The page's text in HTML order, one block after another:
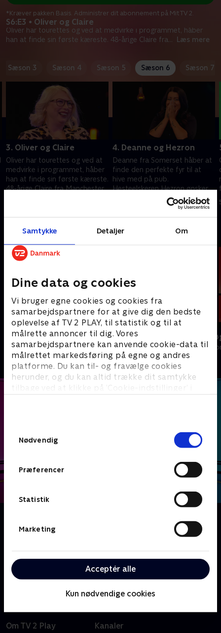
Samtykke Detaljer Om
Dine data og cookies
Vi bruger egne cookies og cookies fra
samarbejdspartnere for at give dig den bedste
oplevelse af TV 2 PLAY, til statistik og til at
målrette annoncer til dig. Vores
samarbejdspartnere kan anvende cookie-data til
målrettet markedsføring på egne og andres
platforme. Du kan til- og fravælge cookies
herunder, og du kan altid trække dit samtykke
tilbage ved at klikke på ’Cookie-indstillinger’ i
Nødvendig
Præferencer
Statistik
Marketing
Acceptér alle
Kun nødvendige cookies
S6:E3 • Oliver og Claire
Oliver har tourettes og ved at medvirke i programmet, håber
han at finde sin første kæreste. 48-årige Claire fra... Læs mere
*Kræver pakken Basis. Administrer dit abonnement på Mit TV 2.
Sæson 3 Sæson 4 Sæson 5 Sæson 6 Sæson 7
3. Oliver og Claire
Oliver har tourettes og ved at
medvirke i programmet, håber
han at finde sin første kæreste.
48-årige Claire fra Manchester
4. Deanne og Hezron
Deanne fra Somerset håber at
finde den perfekte fyr til at
hive med på pub.
Hesteelskeren Hezron ønsker
at finde en mand, som han kan
ride mod solnedgangen med.
28. september 2022 • 46 min
Andre så også
Landmand søger kærlighed
Reality • 13 sæsoner
Date mig
Reality • 1
Hvad ville du sige til, hvis første gang du så din
kæreste ud fra et udvalg af nøgne mennesker - men
vil kemien stadig være der, når tøjet kommer på?
Om TV 2 Play Kanaler